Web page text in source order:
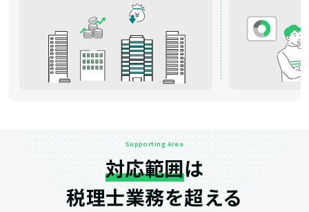
Supporting Area
対応範囲は
税理士業務を超える